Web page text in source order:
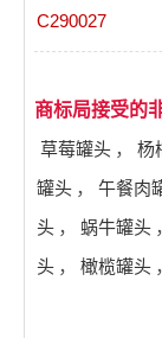
C290027
商标局接受的
草莓罐头 ， 杨
罐头 ， 午餐肉
头 ， 蜗牛罐头
头 ， 橄榄罐头